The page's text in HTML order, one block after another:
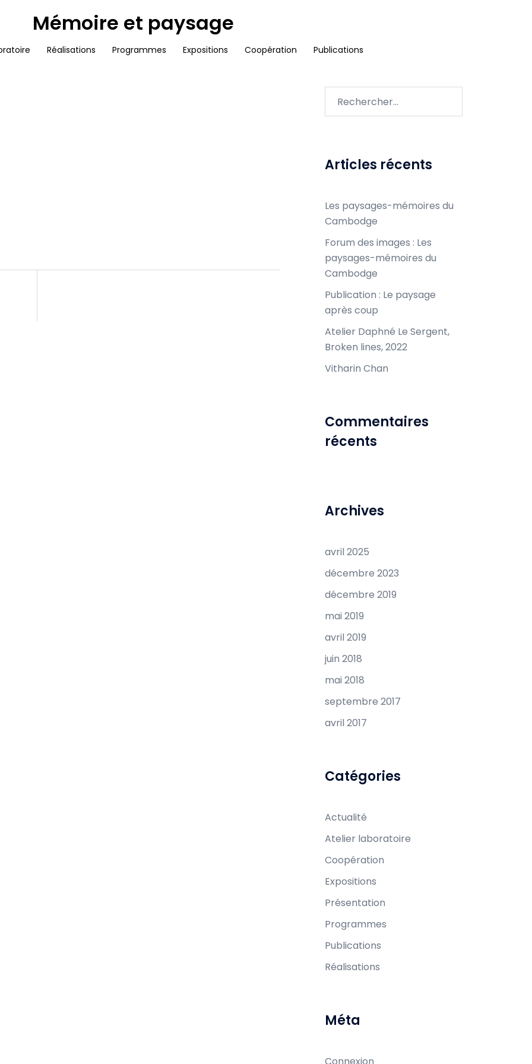
Mémoire et paysage
Réalisations Programmes Expositions Coopération Publications
Articles récents
Les paysages-mémoires du
Cambodge
Forum des images : Les
paysages-mémoires du
Cambodge
Publication : Le paysage
après coup
Atelier Daphné Le Sergent,
Broken lines, 2022
Vitharin Chan
Commentaires
récents
Archives
avril 2025
décembre 2023
décembre 2019
mai 2019
avril 2019
juin 2018
mai 2018
septembre 2017
avril 2017
Catégories
Actualité
Atelier laboratoire
Coopération
Expositions
Présentation
Programmes
Publications
Réalisations
Méta